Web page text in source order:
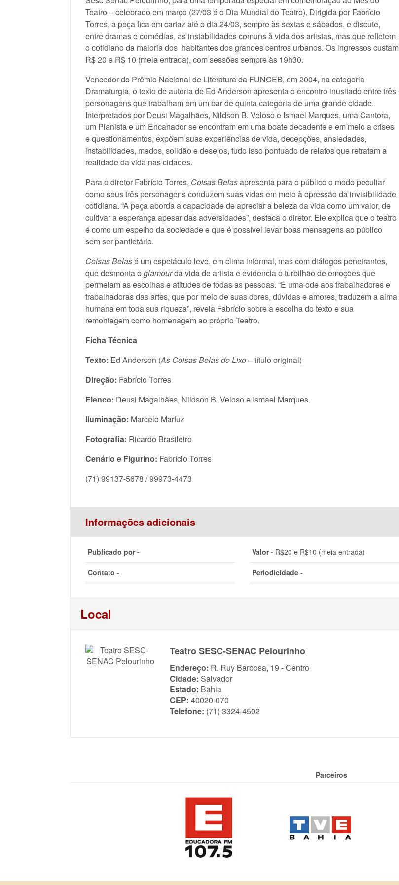
Teatro – celebrado em março (27/03 é o Dia Mundial do Teatro). Dirigida por Fabrício
Torres, a peça fica em cartaz até o dia 24/03, sempre às sextas e sábados, e discute,
entre dramas e comédias, as instabilidades comuns à vida dos artistas, mas que refletem
o cotidiano da maioria dos habitantes dos grandes centros urbanos. Os ingressos custam
R$ 20 e R$ 10 (meia entrada), com sessões sempre às 19h30.
Vencedor do Prêmio Nacional de Literatura da FUNCEB, em 2004, na categoria
Dramaturgia, o texto de autoria de Ed Anderson apresenta o encontro inusitado entre três
personagens que trabalham em um bar de quinta categoria de uma grande cidade.
Interpretados por Deusi Magalhães, Nildson B. Veloso e Ismael Marques, uma Cantora,
um Pianista e um Encanador se encontram em uma boate decadente e em meio a crises
e questionamentos, expõem suas experiências de vida, decepções, ansiedades,
instabilidades, medos, solidão e desejos, tudo isso pontuado de relatos que retratam a
realidade da vida nas cidades.
Para o diretor Fabrício Torres, Coisas Belasapresenta para o público o modo peculiar
como seus três personagens conduzem suas vidas em meio à opressão da invisibilidade
cotidiana. “A peça aborda a capacidade de apreciar a beleza da vida como um valor, de
cultivar a esperança apesar das adversidades”, destaca o diretor. Ele explica que o teatro
é como um espelho da sociedade e que é possível levar boas mensagens ao público
sem ser panfletário.
Coisas Belasé um espetáculo leve, em clima informal, mas com diálogos penetrantes,
que desmonta o glamourda vida de artista e evidencia o turbilhão de emoções que
permeiam as escolhas e atitudes de todas as pessoas. “É uma ode aos trabalhadores e
trabalhadoras das artes, que por meio de suas dores, dúvidas e amores, traduzem a alma
humana em toda sua riqueza”, revela Fabrício sobre a escolha do texto e sua
remontagem como homenagem ao próprio Teatro.
Ficha Técnica
Texto: Ed Anderson (As Coisas Belas do Lixo– título original)
Direção: Fabrício Torres
Elenco: Deusi Magalhães, Nildson B. Veloso e Ismael Marques.
Iluminação: Marcelo Marfuz
Fotografia: Ricardo Brasileiro
Cenário e Figurino: Fabrício Torres
(71) 99137-5678 / 99973-4473
Informações adicionais
Publicado por - Valor -R$20 e R$10 (meia entrada)
Contato - Periodicidade -
Local
Teatro SESC-SENAC Pelourinho
Endereço: R. Ruy Barbosa, 19 - Centro
Cidade: Salvador
Estado: Bahia
CEP: 40020-070
Telefone: (71) 3324-4502
Parceiros